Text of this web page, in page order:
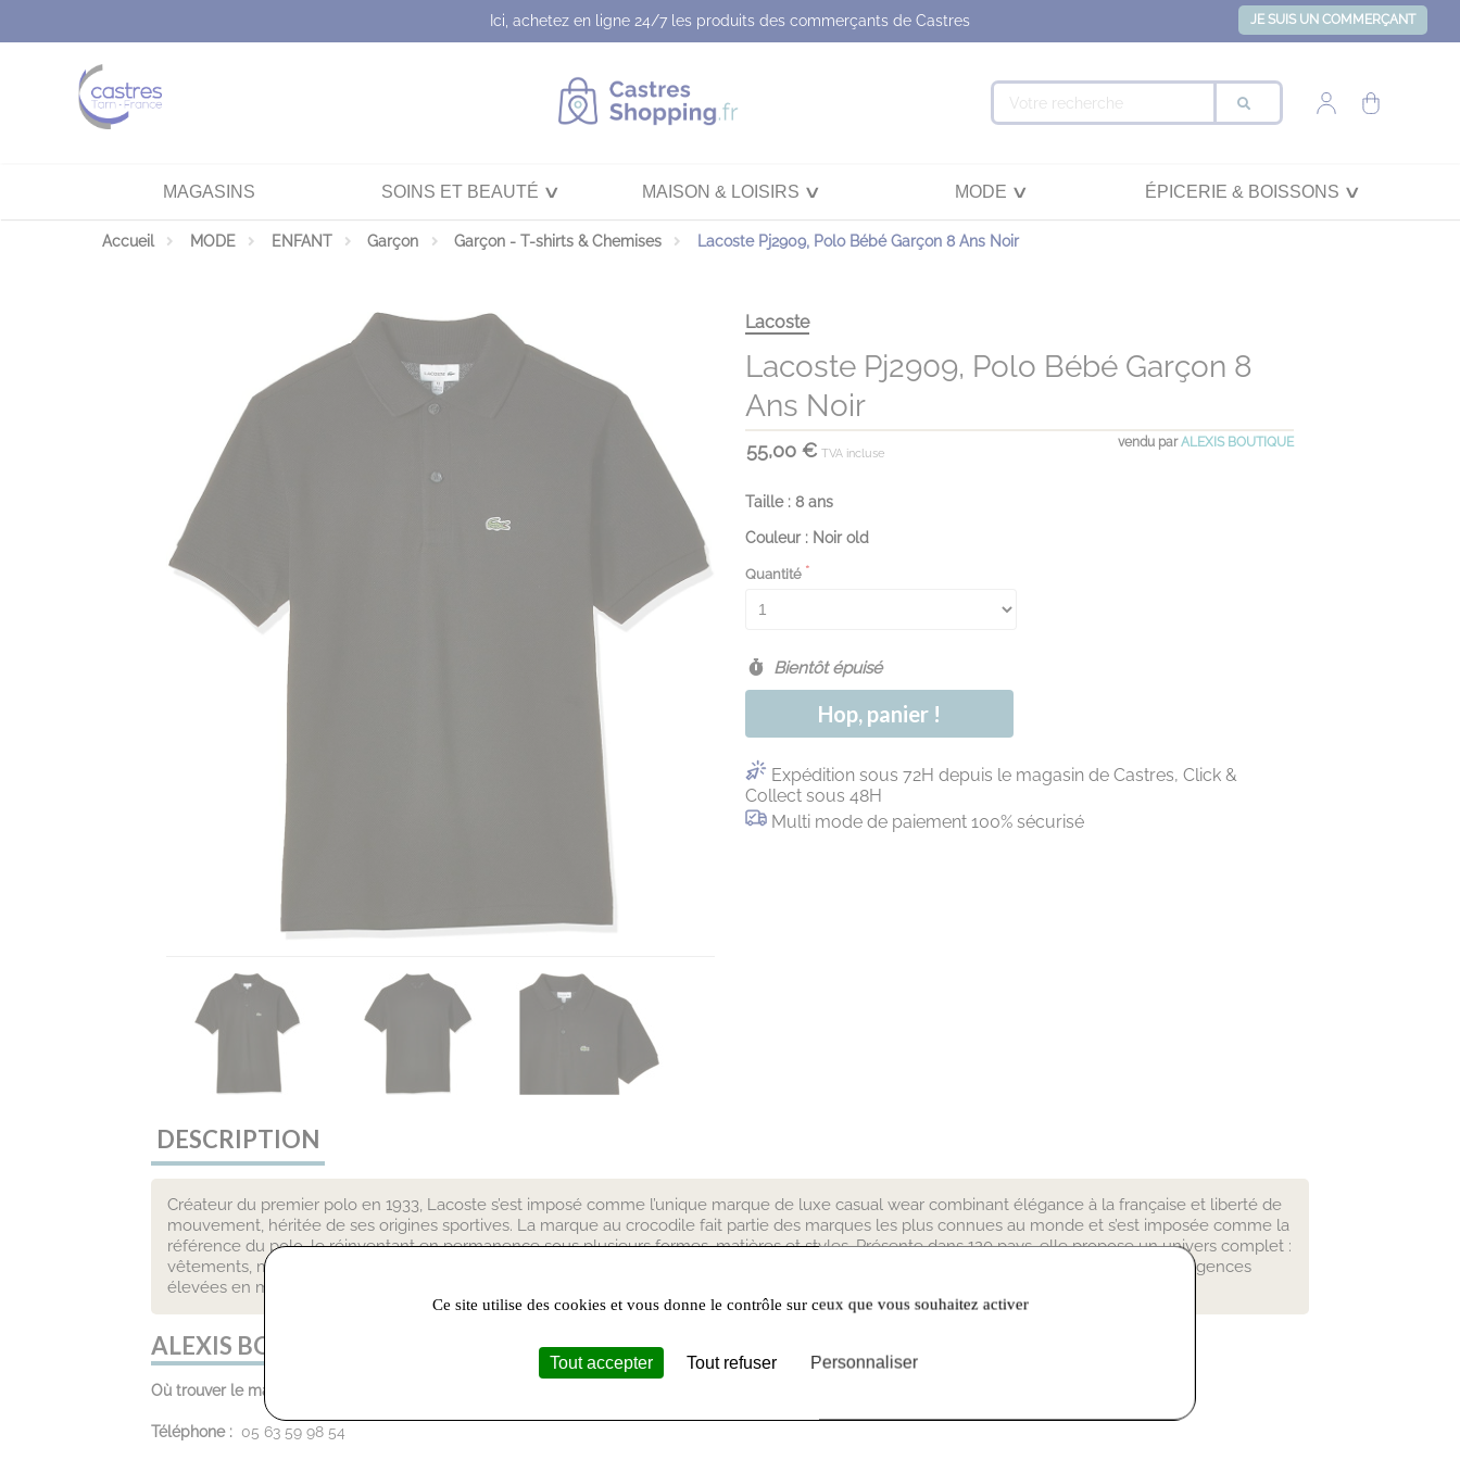
Ici, achetez en ligne 24/7 les produits des commerçants de Castres JE SUIS UN COMMERÇANT
MAGASINS SOINS ET BEAUTÉ MAISON & LOISIRS MODE ÉPICERIE & BOISSONS
Accueil MODE ENFANT Garçon Garçon - T-shirts & Chemises Lacoste Pj2909, Polo Bébé Garçon 8 Ans Noir
Lacoste
Lacoste Pj2909, Polo Bébé Garçon 8
Ans Noir
vendu parALEXIS BOUTIQUE
55,00 € TVA incluse
Taille : 8 ans
Couleur : Noir old
Quantité
Bientôt épuisé
Hop, panier !
Expédition sous 72H depuis le magasin de Castres, Click &
Collect sous 48H
Multi mode de paiement 100% sécurisé
DESCRIPTION
Créateur du premier polo en 1933, Lacoste s’est imposé comme l’unique marque de luxe casual wear combinant élégance à la française et liberté de
mouvement, héritée de ses origines sportives. La marque au crocodile fait partie des marques les plus connues au monde et s’est imposée comme la
référence du polo, le réinventant en permanence sous plusieurs formes, matières et styles. Présente dans 120 pays, elle propose un univers complet :
vêtements, maroquinerie, parfums, chaussures, lunettes, linge de maison, montres et sous-vêtements, dont l’élaboration répond à ses exigences
élevées en matière de qualité et de responsabilité.
ALEXIS BOUTIQUE :
Où trouver le magasin :
Téléphone : 05 63 59 98 54
Ce site utilise des cookies et vous donne le contrôle sur ceux que vous souhaitez activer
Tout accepter Tout refuser Personnaliser